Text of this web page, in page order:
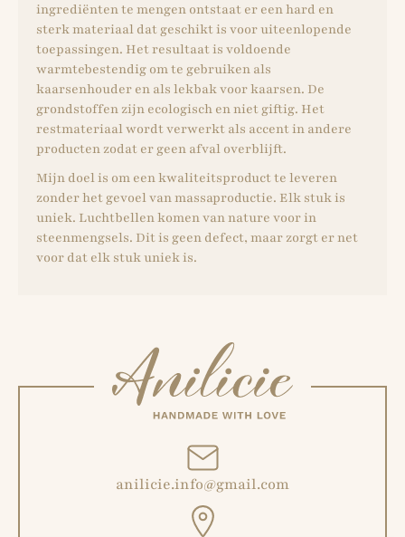
ingrediënten te mengen ontstaat er een hard en
sterk materiaal dat geschikt is voor uiteenlopende
toepassingen. Het resultaat is voldoende
warmtebestendig om te gebruiken als
kaarsenhouder en als lekbak voor kaarsen. De
grondstoffen zijn ecologisch en niet giftig. Het
restmateriaal wordt verwerkt als accent in andere
producten zodat er geen afval overblijft.
Mijn doel is om een ​​kwaliteitsproduct te leveren
zonder het gevoel van massaproductie. Elk stuk is
uniek. Luchtbellen komen van nature voor in
steenmengsels. Dit is geen defect, maar zorgt er net
voor dat elk stuk uniek is.
anilicie.info@gmail.com